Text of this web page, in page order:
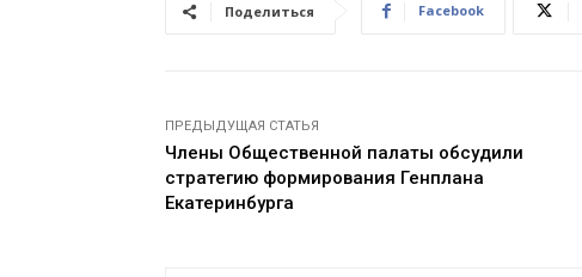
Поделиться Facebook
ПРЕДЫДУЩАЯ СТАТЬЯ
Члены Общественной палаты обсудили
стратегию формирования Генплана
Екатеринбурга